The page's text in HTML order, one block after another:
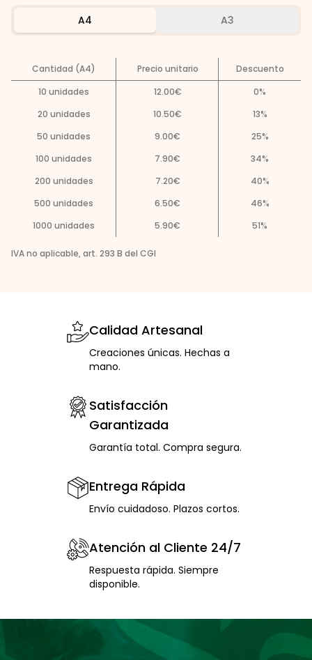
A4 A3
Cantidad (A4) Precio unitario
Descuento
10 unidades 12.00€ 0%
20 unidades 10.50€ 13%
50 unidades 9.00€ 25%
100 unidades 7.90€ 34%
200 unidades 7.20€ 40%
500 unidades 6.50€ 46%
1000 unidades 5.90€ 51%
IVA no aplicable, art. 293 B del CGI
Calidad Artesanal
Creaciones únicas. Hechas a
mano.
Satisfacción
Garantizada
Garantía total. Compra segura.
Entrega Rápida
Envío cuidadoso. Plazos cortos.
Atención al Cliente 24/7
Respuesta rápida. Siempre
disponible.